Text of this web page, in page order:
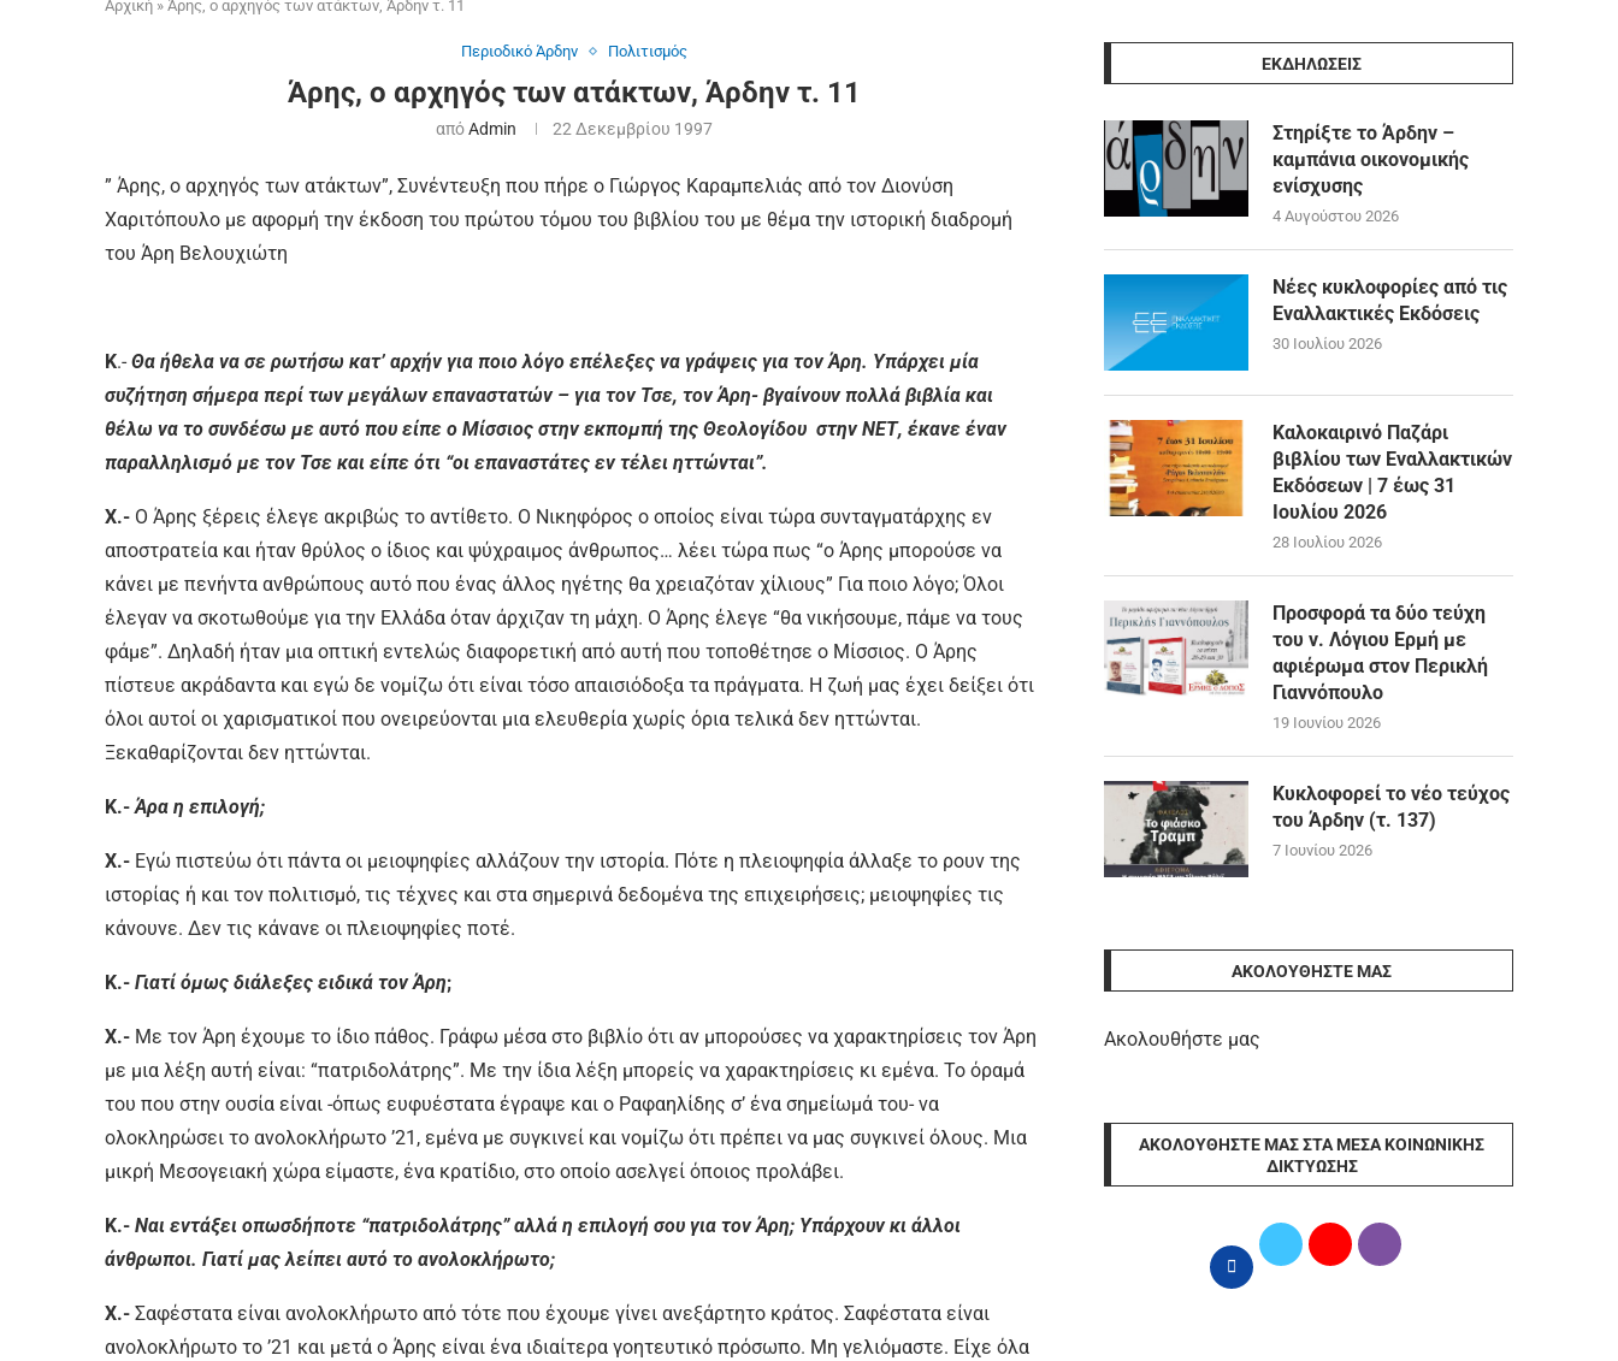
Αρχική » Άρης, ο αρχηγός των ατάκτων, Άρδην τ. 11
Περιοδικό Άρδην Πολιτισμός
Άρης, ο αρχηγός των ατάκτων, Άρδην τ. 11
απόAdmin 22 Δεκεμβρίου 1997
” Άρης, ο αρχηγός των ατάκτων”, Συνέντευξη που πήρε ο Γιώργος Καραμπελιάς από τον Διονύση
Χαριτόπουλο με αφορμή την έκδοση του πρώτου τόμου του βιβλίου του με θέμα την ιστορική διαδρομή
του Άρη Βελουχιώτη
Κ.- Θα ήθελα να σε ρωτήσω κατ’ αρχήν για ποιο λόγο επέλεξες να γράψεις για τον Άρη. Υπάρχει μία
συζήτηση σήμερα περί των μεγάλων επαναστατών – για τον Τσε, τον Άρη- βγαίνουν πολλά βιβλία και
θέλω να το συνδέσω με αυτό που είπε ο Μίσσιος στην εκπομπή της Θεολογίδου στην ΝΕΤ, έκανε έναν
παραλληλισμό με τον Τσε και είπε ότι “οι επαναστάτες εν τέλει ηττώνται”.
Χ.- Ο Άρης ξέρεις έλεγε ακριβώς το αντίθετο. Ο Νικηφόρος ο οποίος είναι τώρα συνταγματάρχης εν
αποστρατεία και ήταν θρύλος ο ίδιος και ψύχραιμος άνθρωπος… λέει τώρα πως “ο Άρης μπορούσε να
κάνει με πενήντα ανθρώπους αυτό που ένας άλλος ηγέτης θα χρειαζόταν χίλιους” Για ποιο λόγο; Όλοι
έλεγαν να σκοτωθούμε για την Ελλάδα όταν άρχιζαν τη μάχη. Ο Άρης έλεγε “θα νικήσουμε, πάμε να τους
φάμε”. Δηλαδή ήταν μια οπτική εντελώς διαφορετική από αυτή που τοποθέτησε ο Μίσσιος. Ο Άρης
πίστευε ακράδαντα και εγώ δε νομίζω ότι είναι τόσο απαισιόδοξα τα πράγματα. Η ζωή μας έχει δείξει ότι
όλοι αυτοί οι χαρισματικοί που ονειρεύονται μια ελευθερία χωρίς όρια τελικά δεν ηττώνται.
Ξεκαθαρίζονται δεν ηττώνται.
Κ.- Άρα η επιλογή;
Χ.- Εγώ πιστεύω ότι πάντα οι μειοψηφίες αλλάζουν την ιστορία. Πότε η πλειοψηφία άλλαξε το ρουν της
ιστορίας ή και τον πολιτισμό, τις τέχνες και στα σημερινά δεδομένα της επιχειρήσεις; μειοψηφίες τις
κάνουνε. Δεν τις κάνανε οι πλειοψηφίες ποτέ.
Κ.- Γιατί όμως διάλεξες ειδικά τον Άρη;
Χ.- Με τον Άρη έχουμε το ίδιο πάθος. Γράφω μέσα στο βιβλίο ότι αν μπορούσες να χαρακτηρίσεις τον Άρη
με μια λέξη αυτή είναι: “πατριδολάτρης”. Με την ίδια λέξη μπορείς να χαρακτηρίσεις κι εμένα. Το όραμά
του που στην ουσία είναι -όπως ευφυέστατα έγραψε και ο Ραφαηλίδης σ’ ένα σημείωμά του- να
ολοκληρώσει το ανολοκλήρωτο ’21, εμένα με συγκινεί και νομίζω ότι πρέπει να μας συγκινεί όλους. Μια
μικρή Μεσογειακή χώρα είμαστε, ένα κρατίδιο, στο οποίο ασελγεί όποιος προλάβει.
Κ.- Ναι εντάξει οπωσδήποτε “πατριδολάτρης” αλλά η επιλογή σου για τον Άρη; Υπάρχουν κι άλλοι
άνθρωποι. Γιατί μας λείπει αυτό το ανολοκλήρωτο;
Χ.- Σαφέστατα είναι ανολοκλήρωτο από τότε που έχουμε γίνει ανεξάρτητο κράτος. Σαφέστατα είναι
ανολοκλήρωτο το ’21 και μετά ο Άρης είναι ένα ιδιαίτερα γοητευτικό πρόσωπο. Μη γελιόμαστε. Είχε όλα
ΕΚΔΗΛΩΣΕΙΣ
Στηρίξτε το Άρδην –
καμπάνια οικονομικής
ενίσχυσης
4 Αυγούστου 2026
Νέες κυκλοφορίες από τις
Εναλλακτικές Εκδόσεις
30 Ιουλίου 2026
Καλοκαιρινό Παζάρι
βιβλίου των Εναλλακτικών
Εκδόσεων | 7 έως 31
Ιουλίου 2026
28 Ιουλίου 2026
Προσφορά τα δύο τεύχη
του ν. Λόγιου Ερμή με
αφιέρωμα στον Περικλή
Γιαννόπουλο
19 Ιουνίου 2026
Κυκλοφορεί το νέο τεύχος
του Άρδην (τ. 137)
7 Ιουνίου 2026
ΑΚΟΛΟΥΘΉΣΤΕ ΜΑΣ
Ακολουθήστε μας
ΑΚΟΛΟΥΘΉΣΤΕ ΜΑΣ ΣΤΑ ΜΈΣΑ ΚΟΙΝΩΝΙΚΉΣ
ΔΙΚΤΎΩΣΗΣ